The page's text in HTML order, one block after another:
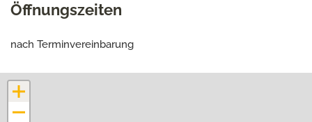
Öffnungszeiten
nach Terminvereinbarung
+
−